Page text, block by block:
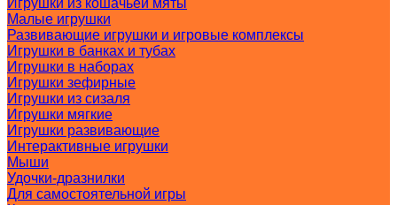
Игрушки из кошачьей мяты
Малые игрушки
Развивающие игрушки и игровые комплексы
Игрушки в банках и тубах
Игрушки в наборах
Игрушки зефирные
Игрушки из сизаля
Игрушки мягкие
Игрушки развивающие
Интерактивные игрушки
Мыши
Удочки-дразнилки
Для самостоятельной игры